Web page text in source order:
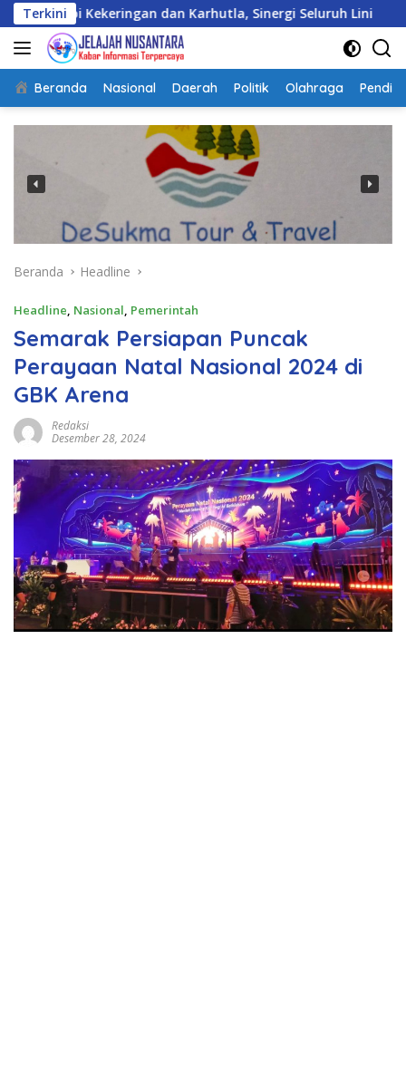
Langsung
ke
konten
Terkinidan Karhutla, Sinergi Seluruh Lini
Beranda Nasional Daerah Politik Olahraga
Beranda Headline
Headline, Nasional, Pemerintah
Semarak Persiapan Puncak
Perayaan Natal Nasional 2024 di
GBK Arena
Redaksi
Desember 28, 2024